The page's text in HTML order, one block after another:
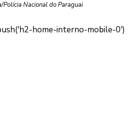
Polícia Nacional do Paraguai